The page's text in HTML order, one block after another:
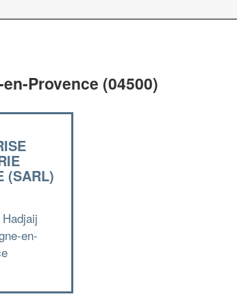
Provence (04500)
(SARL)
en-